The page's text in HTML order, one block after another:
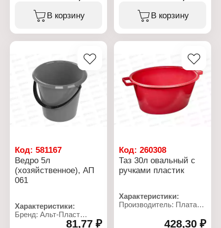
Форма: круглый
Дизайн: цветной
Габаритный размер:
500х500х200 мм
В корзину
ударопрочного пластика,
обеспечивающего
длительный срок
Тип товара: Ведро
Назначение:
строительное
Вариация: мерное
Объем: 20 л
Цвет: черное
В корзину
Код: 581167
Ведро 5л
(хозяйственное), АП
061
Характеристики:
Бренд: Альт-Пласт
Артикул: АП 06181,77 ₽
Код:260308
Таз 30л овальный с
ручками пластик
Характеристики:
Производитель: Платар
Тип товара: Таз428,30 ₽